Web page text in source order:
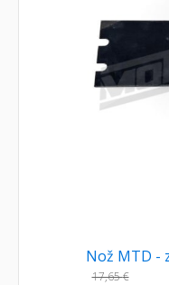
Nož MTD -
17,65€